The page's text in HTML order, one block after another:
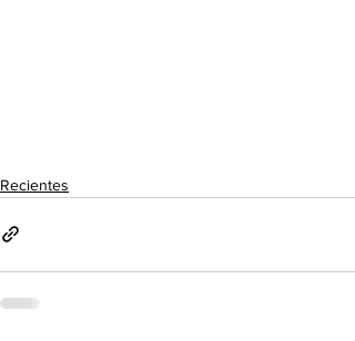
Recientes